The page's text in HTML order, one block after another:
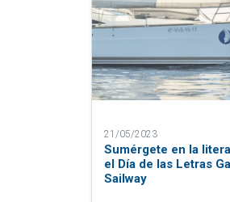
21/05/2023
Sumérgete en la
el Día de las Letras
Sailway